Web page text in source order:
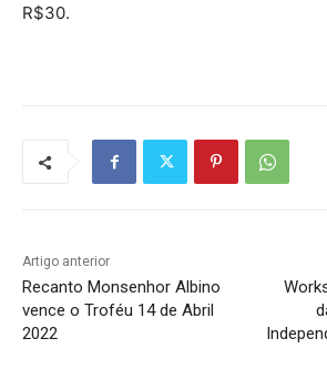
R$30.
Artigo anterior
Recanto Monsenhor Albino
vence o Troféu 14 de Abril
2022